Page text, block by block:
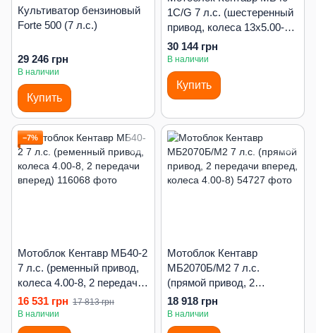
Культиватор бензиновый
Forte 500 (7 л.с.)
29 246 грн
В наличии
Купить
1С/G 7 л.с. (шестеренный
привод, колеса 13х5.00-6,
реверс)
30 144 грн
В наличии
Купить
−7%
Мотоблок Кентавр МБ40-2
7 л.с. (ременный привод,
колеса 4.00-8, 2 передачи
вперед)
16 531 грн 17 813 грн
В наличии
Мотоблок Кентавр
МБ2070Б/М2 7 л.с.
(прямой привод, 2
передачи вперед, колеса
4.00-8)
18 918 грн
В наличии